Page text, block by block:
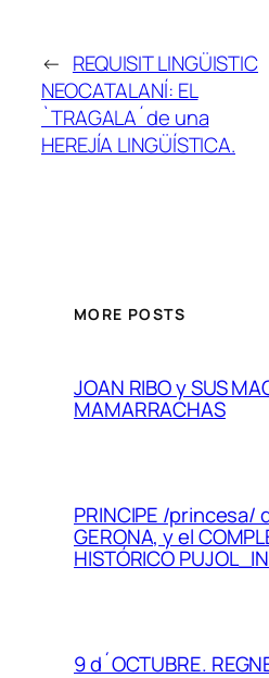
← REQUISIT LINGÜISTIC
NEOCATALANÍ: EL
`TRAGALA´de una
HEREJÍA LINGÜÍSTICA.
MORE POSTS
JOAN RIBO y SUS
MAMARRACHAS
PRINCIPE /princesa/
GERONA, y el
HISTÓRICO
9 d´OCTUBRE.